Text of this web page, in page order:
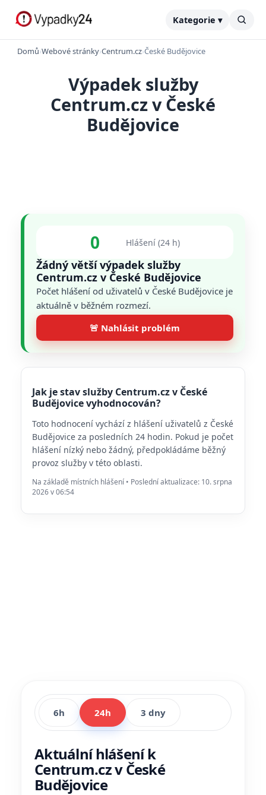
Kategorie ▾
Domů›Webové stránky›Centrum.cz›České Budějovice
Výpadek služby
Centrum.cz v České
Budějovice
0 Hlášení (24 h)
Žádný větší výpadek služby
Centrum.cz v České Budějovice
Počet hlášení od uživatelů v České Budějovice je
aktuálně v běžném rozmezí.
🚨 Nahlásit problém
Jak je stav služby Centrum.cz v České
Budějovice vyhodnocován?
Toto hodnocení vychází z hlášení uživatelů z České
Budějovice za posledních 24 hodin. Pokud je počet
hlášení nízký nebo žádný, předpokládáme běžný
provoz služby v této oblasti.
Na základě místních hlášení • Poslední aktualizace: 10. srpna
2026 v 06:54
6h 24h 3 dny
Aktuální hlášení k
Centrum.cz v České
Budějovice